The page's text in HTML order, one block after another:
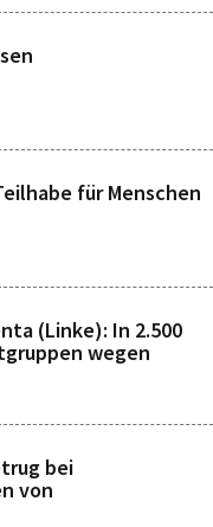
für Menschen
(Linke): In 2.500
wegen
bei
von